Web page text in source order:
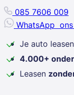
085 7606 009
WhatsApp
Je auto
4.000+
Leasen